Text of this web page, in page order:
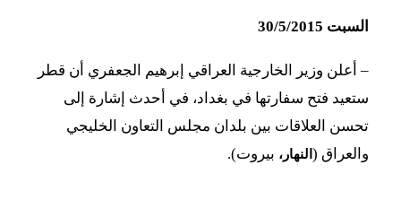
السبت 30/5/2015
– أعلن وزير الخارجية العراقي إبرهيم الجعفري أن قطر
ستعيد فتح سفارتها في بغداد، في أحدث إشارة إلى
تحسن العلاقات بين بلدان مجلس التعاون الخليجي
والعراق ( النهار، بيروت).